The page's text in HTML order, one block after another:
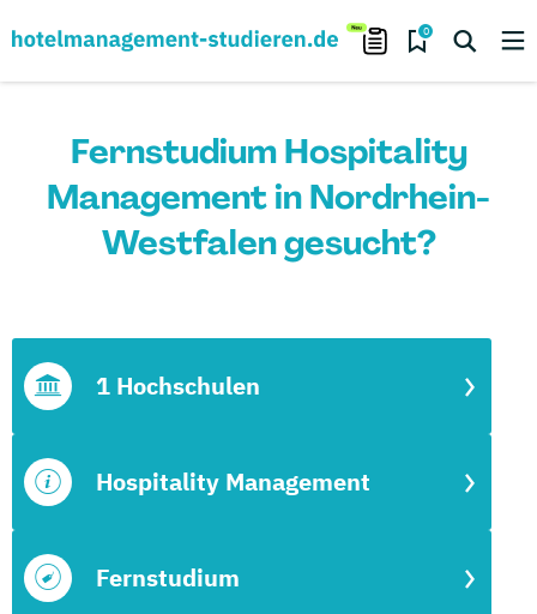
0
Fernstudium Hospitality
Management in Nordrhein-
Westfalen gesucht?
Fernstudium
Hospitality Management
1 Hochschulen